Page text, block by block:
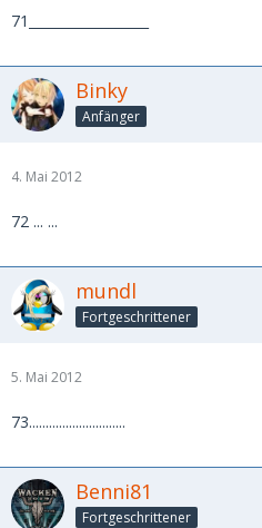
71__________________
Binky
Anfänger
4. Mai 2012
72 ... ...
mundl
Fortgeschrittener
5. Mai 2012
73.............................
Benni81
Fortgeschrittener